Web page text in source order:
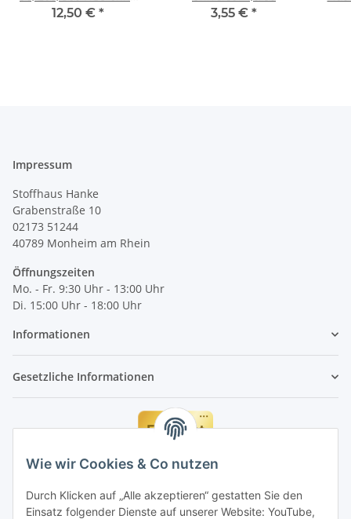
Wie wir Cookies & Co nutzen
Durch Klicken auf „Alle akzeptieren“ gestatten Sie den
Einsatz folgender Dienste auf unserer Website: YouTube,
Innenteile
12,50 € *
3,55 € *
Impressum
Stoffhaus Hanke
Grabenstraße 10
02173 51244
40789 Monheim am Rhein
Öffnungszeiten
Mo. - Fr. 9:30 Uhr - 13:00 Uhr
Di. 15:00 Uhr - 18:00 Uhr
Informationen
Gesetzliche Informationen